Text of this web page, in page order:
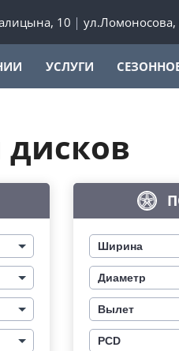
10 ул.Ломоносова,
УСЛУГИ
Ширина
Диаметр
Вылет
PCD